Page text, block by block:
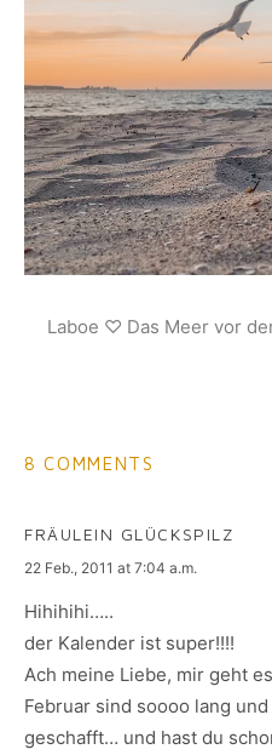
Laboe ♡ Das Meer vor
8 COMMENTS
FRÄULEIN GLÜCKSPILZ
says:
22 Feb., 2011 at 7:04 a.m.
Hihihihi…..
der Kalender ist super!!!!
Ach meine Liebe, mir geht
Februar sind soooo lang
geschafft… und hast du